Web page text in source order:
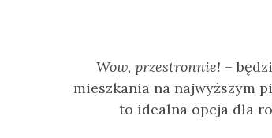
Wow, przestronnie! –
mieszkania na najwyższym
to idealna opcja dla